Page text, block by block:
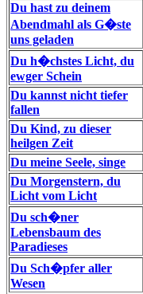
Du hast zu deinem
Abendmahl als G�ste
uns geladen
Du h�chstes Licht, du
ewger Schein
Du kannst nicht tiefer
fallen
Du Kind, zu dieser
heilgen Zeit
Du meine Seele, singe
Du Morgenstern, du
Licht vom Licht
Du sch�ner
Lebensbaum des
Paradieses
Du Sch�pfer aller
Wesen